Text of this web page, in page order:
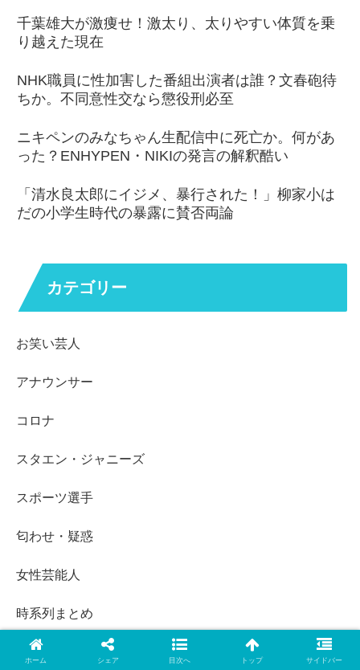
千葉雄大が激痩せ！激太り、太りやすい体質を乗
り越えた現在
NHK職員に性加害した番組出演者は誰？文春砲待
ちか。不同意性交なら懲役刑必至
ニキペンのみなちゃん生配信中に死亡か。何があ
った？ENHYPEN・NIKIの発言の解釈酷い
「清水良太郎にイジメ、暴行された！」柳家小は
だの小学生時代の暴露に賛否両論
カテゴリー
お笑い芸人
アナウンサー
コロナ
スタエン・ジャニーズ
スポーツ選手
匂わせ・疑惑
女性芸能人
時系列まとめ
未分類
ホーム シェア 目次へ トップ サイドバー